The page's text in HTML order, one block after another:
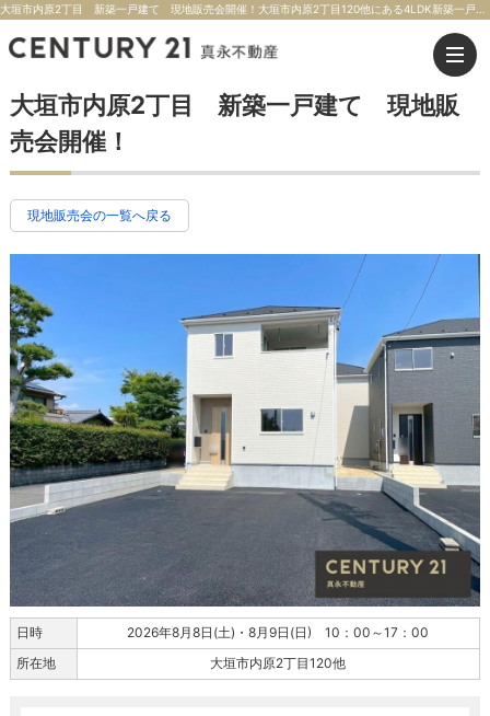
大垣市内原2丁目 新築一戸建て 現地販
売会開催！
現地販売会の一覧へ戻る
日時
2026年8月8日(土)・8月9日(日) 10：00～17：00
所在地
大垣市内原2丁目120他